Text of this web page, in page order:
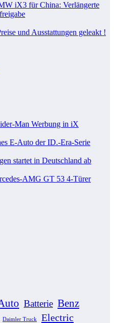
iX3 für China: Verlängerte
und Ausstattungen geleakt !
Man Werbung in iX
E-Auto der ID.-Era-Serie
startet in Deutschland ab
AMG GT 53 4-Türer
Batterie Benz
Daimler Truck Electric